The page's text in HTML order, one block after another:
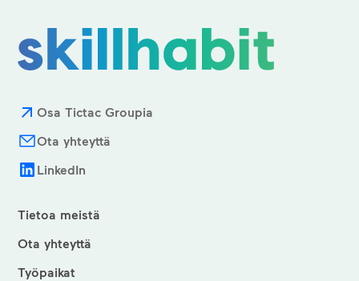
Osa Tictac Groupia
Ota yhteyttä
LinkedIn
Tietoa meistä
Ota yhteyttä
Työpaikat